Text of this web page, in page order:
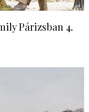
Párizsban 4.